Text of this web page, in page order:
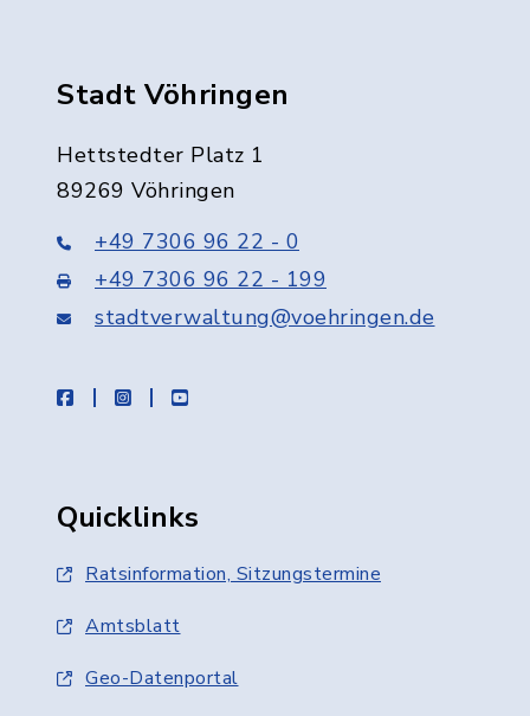
Stadt Vöhringen
Hettstedter Platz 1
89269 Vöhringen
+49 7306 96 22 - 0
+49 7306 96 22 - 199
stadtverwaltung@voehringen.de
facebookinstagramyoutube
Quicklinks
Ratsinformation, Sitzungstermine
Amtsblatt
Geo-Datenportal